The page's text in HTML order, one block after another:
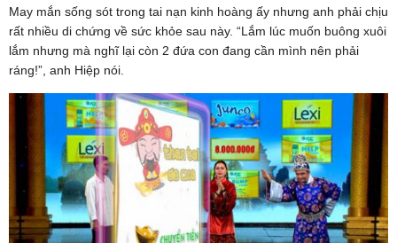
May mắn sống sót trong tai nạn kinh hoàng ấy nhưng anh phải chịu
rất nhiều di chứng về sức khỏe sau này. “Lắm lúc muốn buông xuôi
lắm nhưng mà nghĩ lại còn 2 đứa con đang cần mình nên phải
ráng!”, anh Hiệp nói.